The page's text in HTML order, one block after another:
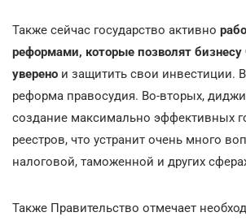
Также сейчас государство активно
реформами, которые позволят бизнесу
уверено и защитить свои инвестиции.
реформа правосудия. Во-вторых,
создание максимально эффективных
реестров, что устранит очень много
налоговой, таможенной и других
Также Правительство отмечает